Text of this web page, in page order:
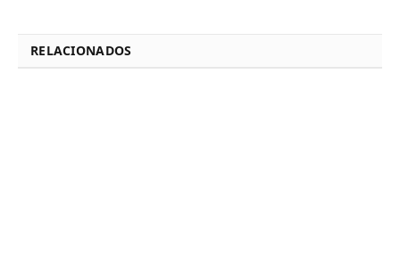
RELACIONADOS